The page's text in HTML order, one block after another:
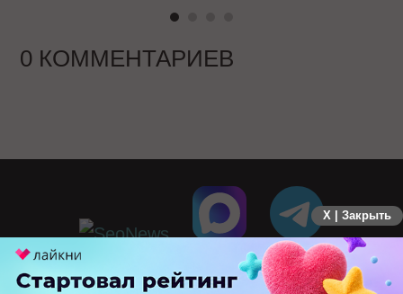
0 КОММЕНТАРИЕВ
X | Закрыть
ПЕРЕЙТИ НА ПОЛНУЮ ВЕРСИЮ